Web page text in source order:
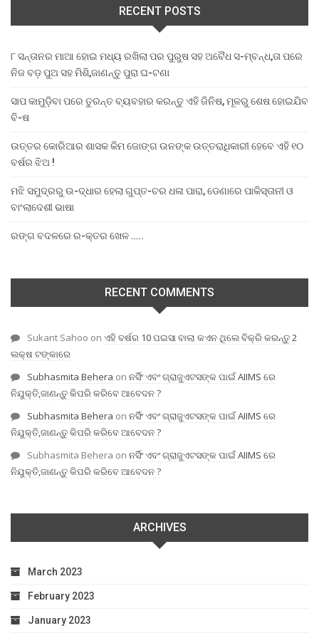
RECENT POSTS
୮ ସନ୍ତାନର ମାଆ ହୋଇ ମଧ୍ୟ ରଖିଲା ପର ପୁରୁଷ ସହ ଅବୈଧ ସ-ମ୍ବନ୍ଧ,ତା ପରେ
ନିଜ ବଡ଼ ପୁଅ ସହ ମିଶି,ଜାଣନ୍ତୁ ପୁରା ଘ-ଟଣା
ସାପ କାମୁଡ଼ିବା ପରେ ତୁରନ୍ତ ବ୍ୟବହାର କରନ୍ତୁ ଏହି ଜିନିଷ, ମୂଳରୁ ଶେଷ ହୋଇଯିବ
ବି-ଷ
ଉତ୍ତର କୋରିଆର ଶାସକ କିମ ଜୋଙ୍ଗ ଉନଙ୍କ ଉତ୍ତରାଧିକାରୀ ହେବେ ଏହି ୧୦
ବର୍ଷର ଝିଅ !
ମଝି ସମୁଦ୍ରରୁ ଉ-ଦ୍ଧାର ହେଲା ଗୁପ୍ତ-ଚର ଧଳା ପାରା, ଡେଣାରେ ପାକିସ୍ତାନୀ ଓ
ବାଂଲାଦେଶୀ ଭାଷା
ରଙ୍ଗ ବଦଳରେ ର-କ୍ତର ଖେଳ …..
RECENT COMMENTS
Sukant Sahoo on ଏହି ବର୍ଷର 10 ପଇସା ବାଲା କଏନ ଥିଲେ ବିକ୍ରି କରନ୍ତୁ 2
ଲକ୍ଷ ଟଙ୍କାରେ
Subhasmita Behera on ନର୍ସିଂ ଏବଂ ଗ୍ରାଜୁଏଟସଙ୍କ ପାଇଁ AIIMS ରେ
ନିଯୁକ୍ତି,ଜାଣନ୍ତୁ କିପରି କରିବେ ଆବେଦନ ?
Subhasmita Behera on ନର୍ସିଂ ଏବଂ ଗ୍ରାଜୁଏଟସଙ୍କ ପାଇଁ AIIMS ରେ
ନିଯୁକ୍ତି,ଜାଣନ୍ତୁ କିପରି କରିବେ ଆବେଦନ ?
Subhasmita Behera on ନର୍ସିଂ ଏବଂ ଗ୍ରାଜୁଏଟସଙ୍କ ପାଇଁ AIIMS ରେ
ନିଯୁକ୍ତି,ଜାଣନ୍ତୁ କିପରି କରିବେ ଆବେଦନ ?
ARCHIVES
March 2023
February 2023
January 2023